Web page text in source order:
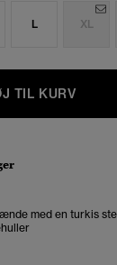
L XL
TIL KURV
med en turkis